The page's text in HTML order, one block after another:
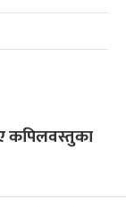
कपिलवस्तुका